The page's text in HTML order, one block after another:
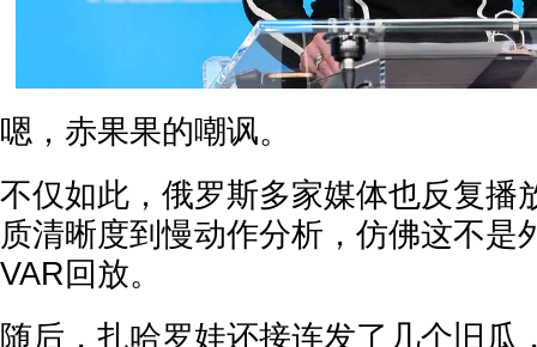
嗯，赤果果的嘲讽。
不仅如此，俄罗斯多家媒体也反复播
质清晰度到慢动作分析，仿佛这不是
VAR回放。
随后，扎哈罗娃还接连发了几个旧瓜